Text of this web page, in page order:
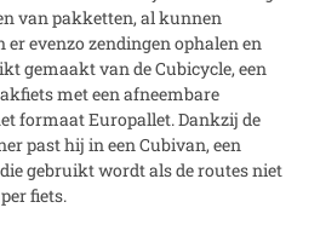
van pakketten, al kunnen
evenzo zendingen ophalen en
gemaakt van de Cubicycle, een
met een afneembare
formaat Europallet. Dankzij de
past hij in een Cubivan, een
gebruikt wordt als de routes niet
fiets.